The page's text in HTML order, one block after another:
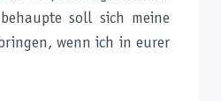
soll sich meine
wenn ich in eurer